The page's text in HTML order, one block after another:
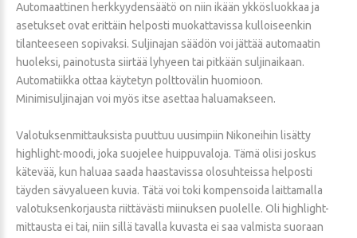
Automaattinen herkkyydensäätö on niin ikään ykkösluokkaa ja
asetukset ovat erittäin helposti muokattavissa kulloiseenkin
tilanteeseen sopivaksi. Suljinajan säädön voi jättää automaatin
huoleksi, painotusta siirtää lyhyeen tai pitkään suljinaikaan.
Automatiikka ottaa käytetyn polttovälin huomioon.
Minimisuljinajan voi myös itse asettaa haluamakseen.
Valotuksenmittauksista puuttuu uusimpiin Nikoneihin lisätty
highlight-moodi, joka suojelee huippuvaloja. Tämä olisi joskus
kätevää, kun haluaa saada haastavissa olosuhteissa helposti
täyden sävyalueen kuvia. Tätä voi toki kompensoida laittamalla
valotuksenkorjausta riittävästi miinuksen puolelle. Oli highlight-
mittausta ei tai, niin sillä tavalla kuvasta ei saa valmista suoraan